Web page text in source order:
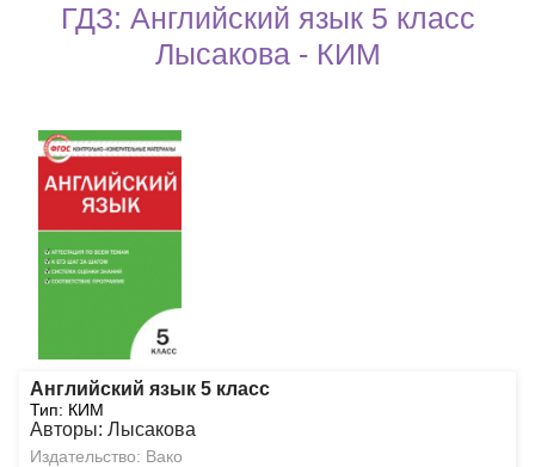
ГДЗ: Английский язык 5 класс
Лысакова - КИМ
Английский язык 5 класс
Тип: КИМ
Авторы: Лысакова
Издательство: Вако